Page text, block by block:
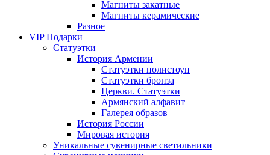
Магниты закатные
Магниты керамические
Разное
VIP Подарки
Статуэтки
История Армении
Статуэтки полистоун
Статуэтки бронза
Церкви. Статуэтки
Армянский алфавит
Галерея образов
История России
Мировая история
Уникальные сувенирные светильники